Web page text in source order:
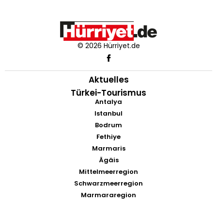
© 2026 Hürriyet.de
Aktuelles
Türkei-Tourismus
Antalya
Istanbul
Bodrum
Fethiye
Marmaris
Ägäis
Mittelmeerregion
Schwarzmeerregion
Marmararegion